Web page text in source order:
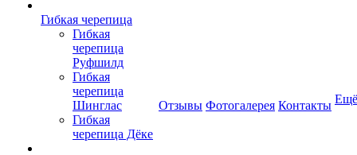
Гибкая черепица
Гибкая
черепица
Руфшилд
Гибкая
черепица
Шинглас
Гибкая
черепица Дёке
Отзывы Фотогалерея Контакты Ещё